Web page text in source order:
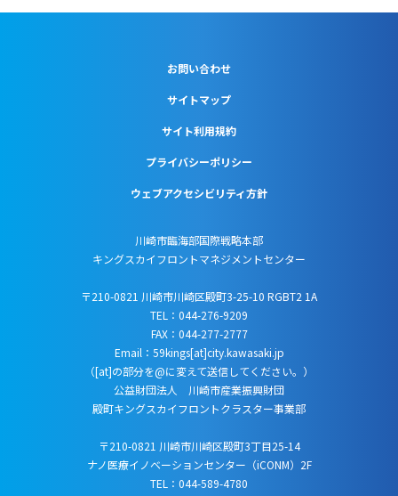
お問い合わせ
サイトマップ
サイト利用規約
プライバシーポリシー
ウェブアクセシビリティ方針
川崎市臨海部国際戦略本部
キングスカイフロントマネジメントセンター
〒210-0821 川崎市川崎区殿町3-25-10 RGBT2 1A
TEL：044-276-9209
FAX：044-277-2777
Email：59kings[at]city.kawasaki.jp
（[at]の部分を@に変えて送信してください。）
公益財団法人 川崎市産業振興財団
殿町キングスカイフロントクラスター事業部
〒210-0821 川崎市川崎区殿町3丁目25-14
ナノ医療イノベーションセンター（iCONM）2F
TEL：044-589-4780